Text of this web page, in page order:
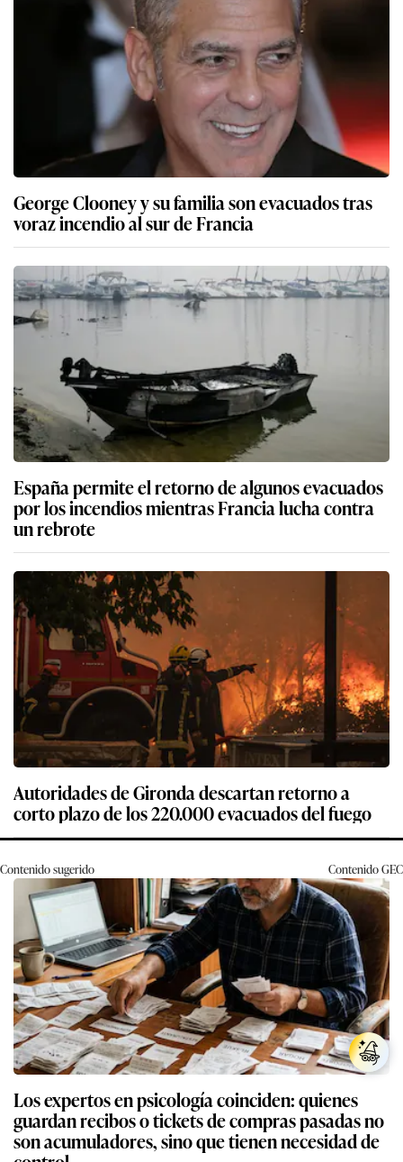
George Clooney y su familia son evacuados tras
voraz incendio al sur de Francia
España permite el retorno de algunos evacuados
por los incendios mientras Francia lucha contra
un rebrote
Autoridades de Gironda descartan retorno a
corto plazo de los 220.000 evacuados del fuego
Contenido sugerido ContenidoGEC
Los expertos en psicología coinciden: quienes
guardan recibos o tickets de compras pasadas no
son acumuladores, sino que tienen necesidad de